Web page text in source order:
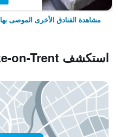
مشاهدة الفنادق الأخرى الموصى بها
استكشف Stoke-on-Trent